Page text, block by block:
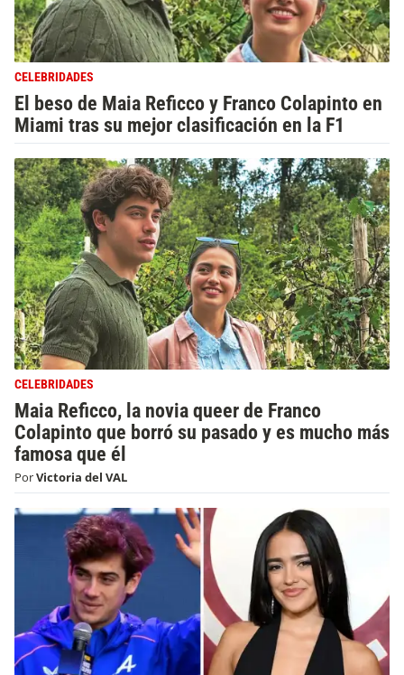
CELEBRIDADES
El beso de Maia Reficco y Franco Colapinto en
Miami tras su mejor clasificación en la F1
CELEBRIDADES
Maia Reficco, la novia queer de Franco
Colapinto que borró su pasado y es mucho más
famosa que él
PorVictoria del VAL